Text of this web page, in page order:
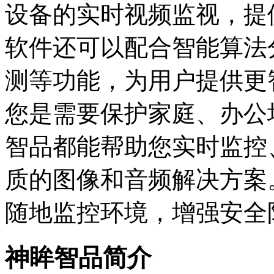
设备的实时视频监视，
软件还可以配合智能算
测等功能，为用户提供
您是需要保护家庭、办
智品都能帮助您实时监
质的图像和音频解决方
随地监控环境，增强安
神眸智品简介